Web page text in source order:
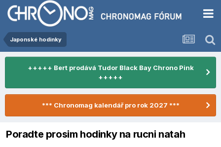
Japonské hodinky
+++++ Bert prodává Tudor Black Bay Chrono Pink
+++++
*** Chronomag kalendář pro rok 2027 ***
Poradte prosim hodinky na rucni natah